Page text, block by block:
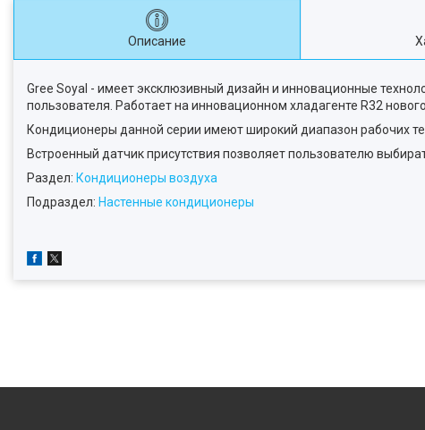
Описание
Gree Soyal - имеет эксклюзивный дизайн и инновационные
пользователя. Работает на инновационном хладагенте R32
Кондиционеры данной серии имеют широкий диапазон рабочих
Встроенный датчик присутствия позволяет пользователю
Раздел: Кондиционеры воздуха
Подраздел: Настенные кондиционеры